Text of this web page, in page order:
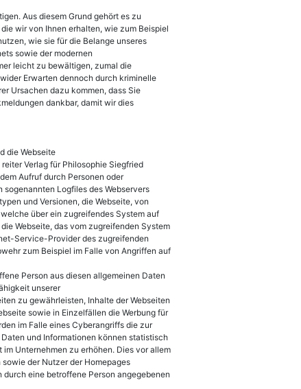
Aus diesem Grund gehört es zu
wir von Ihnen erhalten, wie zum Beispiel
wie sie für die Belange unseres
sowie der modernen
leicht zu bewältigen, zumal die
Erwarten dennoch durch kriminelle
Ursachen dazu kommen, dass Sie
dankbar, damit wir dies
die Webseite
Verlag für Philosophie Siegfried
Aufruf durch Personen oder
Logfiles des Webservers
und Versionen, die Webseite, von
über ein zugreifendes System auf
Webseite, das vom zugreifenden System
Service-Provider des zugreifenden
zum Beispiel im Falle von Angriffen auf
Person aus diesen allgemeinen Daten
unserer
zu gewährleisten, Inhalte der Webseiten
sowie in Einzelfällen die Werbung für
im Falle eines Cyberangriffs die zur
und Informationen können statistisch
Unternehmen zu erhöhen. Dies vor allem
der Nutzer der Homepages
eine betroffene Person angegebenen